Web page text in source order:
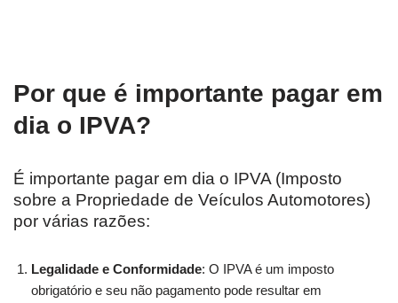
Por que é importante pagar em
dia o IPVA?
É importante pagar em dia o IPVA (Imposto
sobre a Propriedade de Veículos Automotores)
por várias razões:
Legalidade e Conformidade: O IPVA é um imposto
obrigatório e seu não pagamento pode resultar em